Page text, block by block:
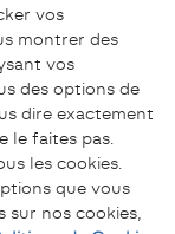
vos
montrer des
vos
des options de
dire exactement
le faites pas.
les cookies.
que vous
nos cookies,